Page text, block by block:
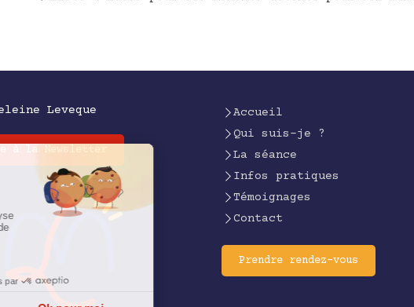
Leveque
à la Newsletter
Accueil
Qui suis-je ?
La séance
Infos pratiques
Témoignages
Contact
Prendre rendez-vous